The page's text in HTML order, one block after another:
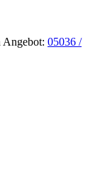
Angebot: 05036 /